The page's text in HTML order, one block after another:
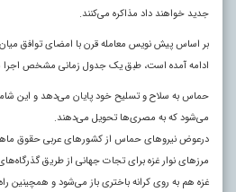
جدید خواهند داد مذاکره می‌کنند.
بر اساس پیش نویس معامله قرن با امضای توافق
ادامه آمده است، طبق یک جدول زمانی مشخص
حماس به سلاح و تسلیح خود پایان می‌دهد و این
می‌شود که به مصری‌ها تحویل می‌دهند.
درعوض نیروهای حماس از کشورهای عربی حقوق
مرزهای نوار غزه برای تجات جهانی از طریق
غزه هم به روی کرانه باختری باز می‌شود و همچینین